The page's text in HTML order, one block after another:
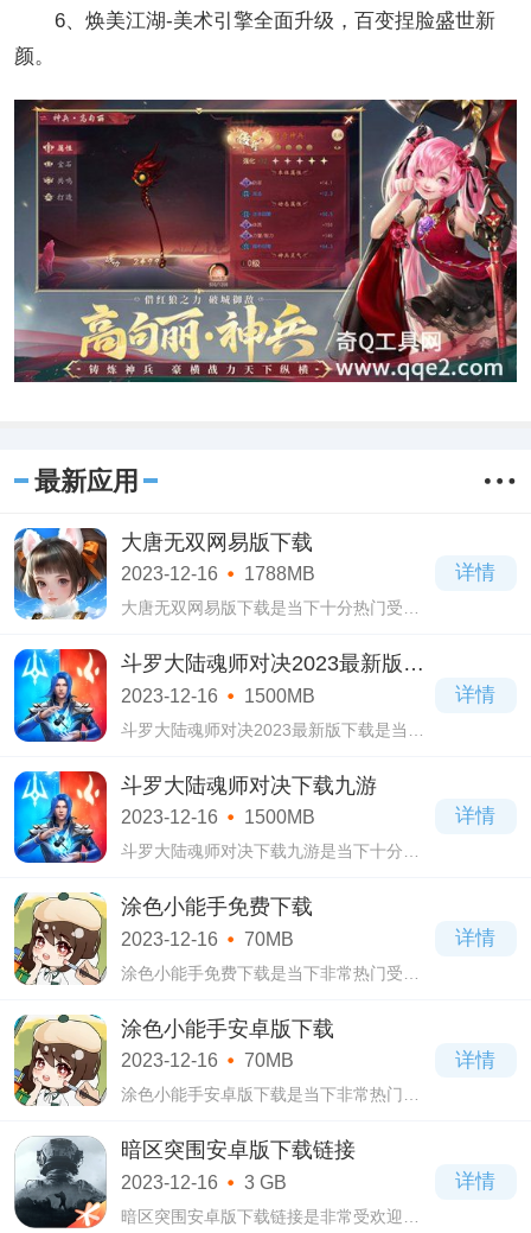
6、焕美江湖-美术引擎全面升级，百变捏脸盛世新
颜。
最新应用
大唐无双网易版下载
2023-12-16 1788MB
大唐无双网易版下载是当下十分热门受到
戏，大唐无双网易版下载游戏采用了国风
武侠的元素画风，能够将人物以及场景都
绘制的十
详情
斗罗大陆魂师对决2023最新版下
载
2023-12-16 1500MB
斗罗大陆魂师对决2023最新版下载是当下
游戏，在斗罗大陆魂师对决2023最新版下
载游戏当中讲述了唐三穿越到了斗罗大陆
当中，经
详情
斗罗大陆魂师对决下载九游
2023-12-16 1500MB
斗罗大陆魂师对决下载九游是当下十分受
师对决下载九游游戏根据原著动漫正版授
权改编而成，拥有着3D建模的手法，能够
将人物
详情
涂色小能手免费下载
2023-12-16 70MB
涂色小能手免费下载是当下非常热门受到
小能手免费下载游戏当中你需要对各种不
同的线稿来进行涂画上色，可以自由的发
挥自己
详情
涂色小能手安卓版下载
2023-12-16 70MB
涂色小能手安卓版下载是当下非常热门受
小能手安卓版下载自从上线以来就深受到
广大网友们的喜爱，在游戏当中你能够自
由的发
详情
暗区突围安卓版下载链接
2023-12-16 3 GB
暗区突围安卓版下载链接是非常受欢迎的
详情